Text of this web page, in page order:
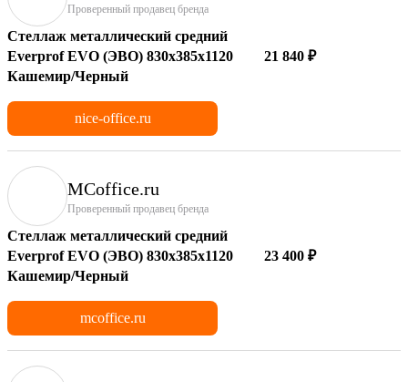
Проверенный продавец бренда
Стеллаж металлический средний
Everprof EVO (ЭВО) 830х385x1120
Кашемир/Черный
21 840 ₽
nice-office.ru
MCoffice.ru
Проверенный продавец бренда
Стеллаж металлический средний
Everprof EVO (ЭВО) 830х385x1120
Кашемир/Черный
23 400 ₽
mcoffice.ru